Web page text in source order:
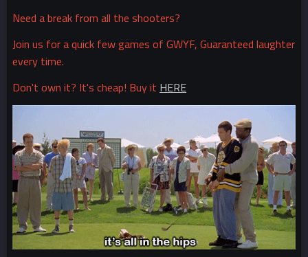
Need a break from all the shooters?
Join us for a quick few games of GWYF, Guaranteed laughter
every time.
Don't own it? It's cheap! Buy it HERE